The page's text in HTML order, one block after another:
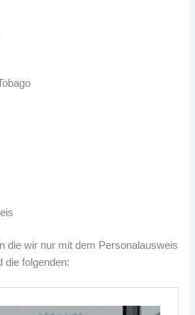
die wir nur mit dem Personalausweis
die folgenden: